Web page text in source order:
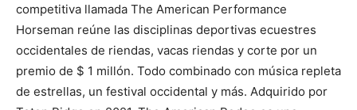
competitiva llamada The American Performance
Horseman reúne las disciplinas deportivas ecuestres
occidentales de riendas, vacas riendas y corte por un
premio de $ 1 millón. Todo combinado con música repleta
de estrellas, un festival occidental y más. Adquirido por